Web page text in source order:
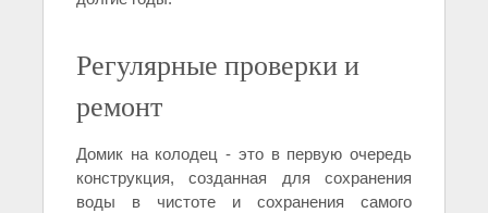
Регулярные проверки и
ремонт
Домик на колодец - это в первую очередь
конструкция, созданная для сохранения
воды в чистоте и сохранения самого